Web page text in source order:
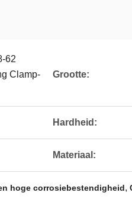
62
Clamp-
Grootte:
Hardheid:
Materiaal:
hoge corrosiebestendigheid,